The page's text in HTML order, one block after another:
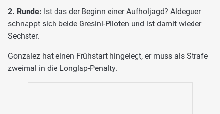
2. Runde: Ist das der Beginn einer Aufholjagd? Aldeguer
schnappt sich beide Gresini-Piloten und ist damit wieder
Sechster.
Gonzalez hat einen Frühstart hingelegt, er muss als Strafe
zweimal in die Longlap-Penalty.